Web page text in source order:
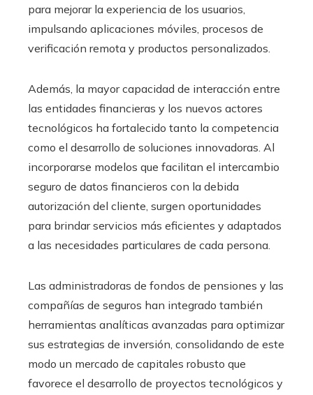
para mejorar la experiencia de los usuarios,
impulsando aplicaciones móviles, procesos de
verificación remota y productos personalizados.
Además, la mayor capacidad de interacción entre
las entidades financieras y los nuevos actores
tecnológicos ha fortalecido tanto la competencia
como el desarrollo de soluciones innovadoras. Al
incorporarse modelos que facilitan el intercambio
seguro de datos financieros con la debida
autorización del cliente, surgen oportunidades
para brindar servicios más eficientes y adaptados
a las necesidades particulares de cada persona.
Las administradoras de fondos de pensiones y las
compañías de seguros han integrado también
herramientas analíticas avanzadas para optimizar
sus estrategias de inversión, consolidando de este
modo un mercado de capitales robusto que
favorece el desarrollo de proyectos tecnológicos y